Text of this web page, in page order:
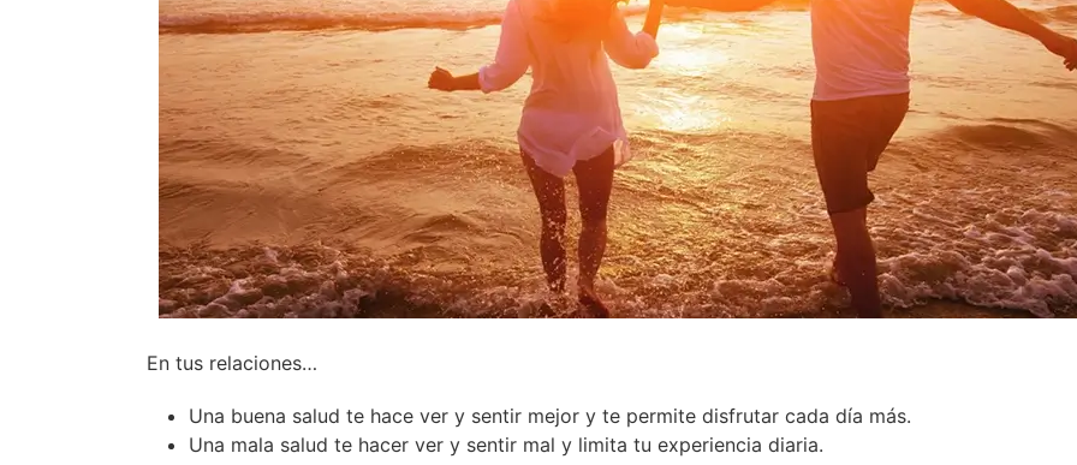
En tus relaciones…
Una buena salud te hace ver y sentir mejor y te permite disfrutar cada día más.
Una mala salud te hacer ver y sentir mal y limita tu experiencia diaria.